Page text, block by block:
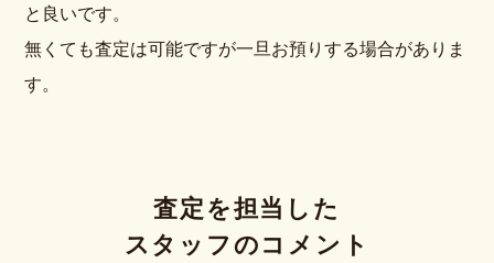
と良いです。
無くても査定は可能ですが一旦お預りする場合がありま
す。
査定を担当した
スタッフのコメント